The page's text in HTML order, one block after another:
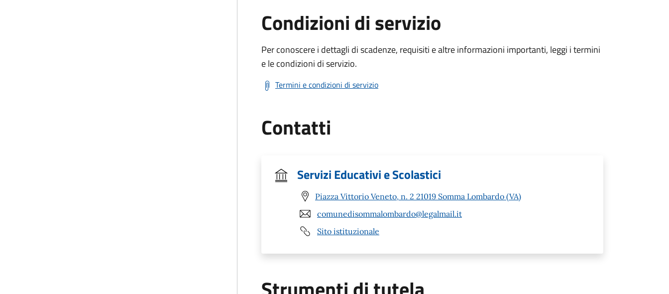
Condizioni di servizio
Per conoscere i dettagli di scadenze, requisiti e altre informazioni importanti, leggi i termini
e le condizioni di servizio.
Termini e condizioni di servizio
Contatti
Servizi Educativi e Scolastici
Piazza Vittorio Veneto, n. 2 21019 Somma Lombardo (VA)
comunedisommalombardo@legalmail.it
Sito istituzionale